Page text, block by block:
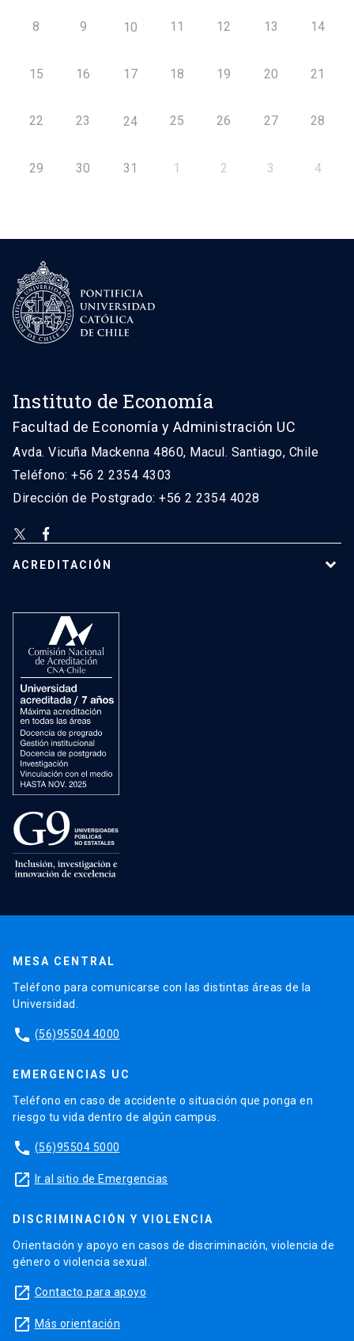
8 9 10 11 12 13 14
15 16 17 18 19 20 21
22 23 24 25 26 27 28
29 30 31 1 2 3 4
Instituto de Economía
Facultad de Economía y Administración UC
Avda. Vicuña Mackenna 4860, Macul. Santiago, Chile
Teléfono: +56 2 2354 4303
Dirección de Postgrado: +56 2 2354 4028
ACREDITACIÓN
MESA CENTRAL
Teléfono para comunicarse con las distintas áreas de la
Universidad.
phone (56)95504 4000
EMERGENCIAS UC
Teléfono en caso de accidente o situación que ponga en
riesgo tu vida dentro de algún campus.
phone (56)95504 5000
launch Ir al sitio de Emergencias
DISCRIMINACIÓN Y VIOLENCIA
Orientación y apoyo en casos de discriminación, violencia de
género o violencia sexual.
launch Contacto para apoyo
launch Más orientación